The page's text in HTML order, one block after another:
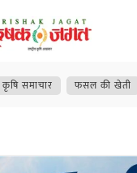
कृषि समाचार फसल की खेती